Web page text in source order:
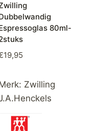
80ml-
19,95
Zwilling